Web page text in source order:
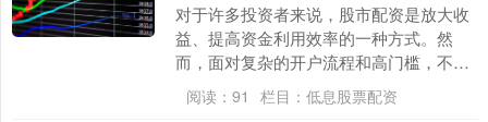
对于许多投资者来说，股市配资是放大收
益、提高资金利用效率的一种方式。然
而，面对复杂的开户流程和高门槛，不少
人望而却步。本文将为您详细解析股市配
资的开户流程，并提....
阅读： 91 栏目： 低息股票配资